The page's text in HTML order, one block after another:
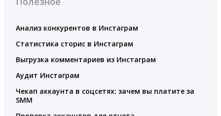
Анализ конкурентов в Инстаграм
Статистика сторис в Инстаграм
Выгрузка комментариев из Инстаграм
Аудит Инстаграм
Чекап аккаунта в соцсетях: зачем вы платите за
SMM